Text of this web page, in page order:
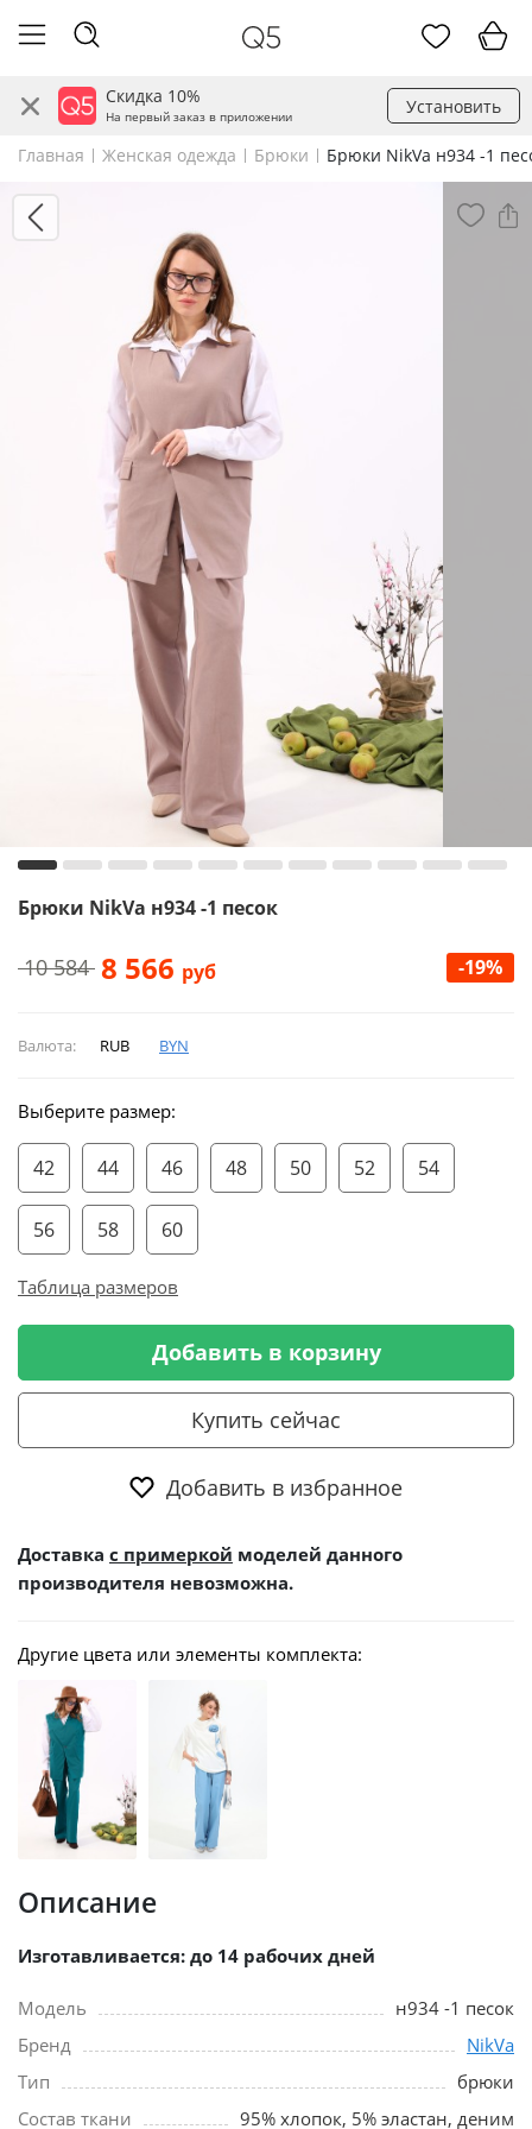
Скидка 10%
На первый заказ в приложении Установить
Главная Женская одежда Брюки Брюки NikVa н934 -1
Брюки NikVa н934 -1 песок
10 584 8 566 руб -19%
Валюта: RUB BYN
Выберите размер:
42 44 46 48 50 52 54
56 58 60
Таблица размеров
Добавить в корзину
Купить сейчас
Добавить в избранное
Доставка с примеркой моделей данного
производителя невозможна.
Другие цвета или элементы комплекта:
Описание
Изготавливается: до 14 рабочих дней
Модель
н934 -1 песок
Бренд
NikVa
Тип
брюки
Состав ткани
95% хлопок, 5% эластан, деним